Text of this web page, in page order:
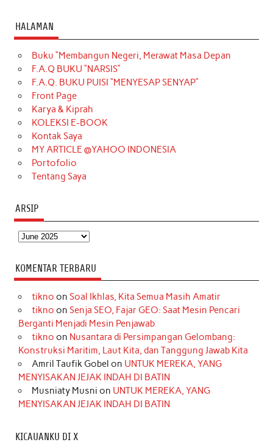
c
e
b
o
o
k
t
a
g
r
a
m
T
o
k
t
e
r
k
e
d
t
t
e
T
u
b
HALAMAN
Buku “Membangun Negeri, Merawat Masa Depan
F.A.Q BUKU “NARSIS”
F.A.Q. BUKU PUISI “MENYESAP SENYAP”
Front Page
Karya & Kiprah
KOLEKSI E-BOOK
Kontak Saya
MY ARTICLE @YAHOO INDONESIA
Portofolio
Tentang Saya
ARSIP
Arsip
KOMENTAR TERBARU
tikno on Soal Ikhlas, Kita Semua Masih Amatir
tikno on Senja SEO, Fajar GEO: Saat Mesin Pencari
Berganti Menjadi Mesin Penjawab
tikno on Nusantara di Persimpangan Gelombang:
Konstruksi Maritim, Laut Kita, dan Tanggung Jawab Kita
Amril Taufik Gobel on UNTUK MEREKA, YANG
MENYISAKAN JEJAK INDAH DI BATIN
Musniaty Musni on UNTUK MEREKA, YANG
MENYISAKAN JEJAK INDAH DI BATIN
KICAUANKU DI X